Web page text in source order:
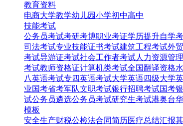
教育资料
电商大学教学幼儿园小学初中高中
技能考试
公务员考试考研考博职业考证学历提升自学
司法考试专业技能证书考试建筑工程考试外
考试导游证考试社会工作者考试人力资源管
考试教师资格证计算机类考试全国翻译资格
八英语考试专四英语考试大学英语四级大学
业国考省考军队文职考试银行招聘考试国考
试公务员遴选公务员考试研究生考试港奥台
模板
安全生产财税公检法合同简历医疗总结汇报